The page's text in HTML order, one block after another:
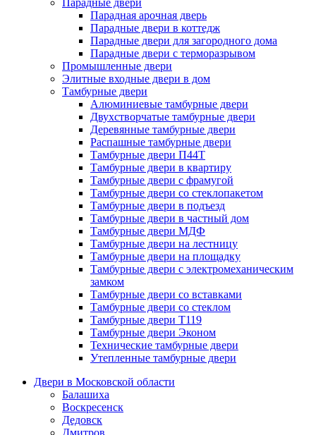
Парадные двери
Парадная арочная дверь
Парадные двери в коттедж
Парадные двери для загородного дома
Парадные двери с терморазрывом
Промышленные двери
Элитные входные двери в дом
Тамбурные двери
Алюминиевые тамбурные двери
Двухстворчатые тамбурные двери
Деревянные тамбурные двери
Распашные тамбурные двери
Тамбурные двери П44Т
Тамбурные двери в квартиру
Тамбурные двери с фрамугой
Тамбурные двери со стеклопакетом
Тамбурные двери в подъезд
Тамбурные двери в частный дом
Тамбурные двери МДФ
Тамбурные двери на лестницу
Тамбурные двери на площадку
Тамбурные двери с электромеханическим
замком
Тамбурные двери со вставками
Тамбурные двери со стеклом
Тамбурные двери Т119
Тамбурные двери Эконом
Технические тамбурные двери
Утепленные тамбурные двери
Двери в Московской области
Балашиха
Воскресенск
Дедовск
Дмитров